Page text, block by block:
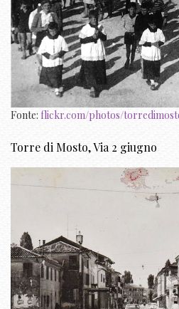
Fonte: flickr.com/photos/
Torre di Mosto, Via 2 giugno